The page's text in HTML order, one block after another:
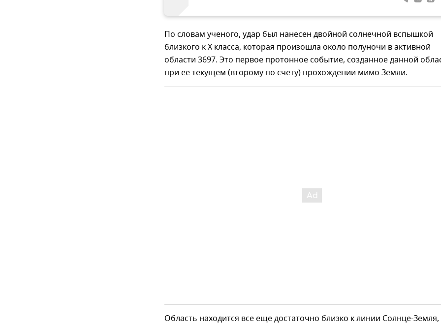
По словам ученого, удар был нанесен двойной солнечной вспышкой
близкого к X класса, которая произошла около полуночи в активной
области 3697. Это первое протонное событие, созданное данной
при ее текущем (второму по счету) прохождении мимо Земли.
Область находится все еще достаточно близко к линии Солнце-Земля,